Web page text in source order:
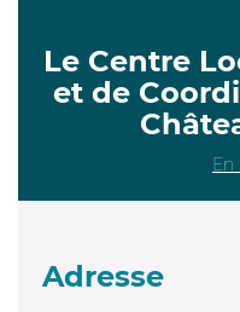
Le Centre
et de
En
Adresse